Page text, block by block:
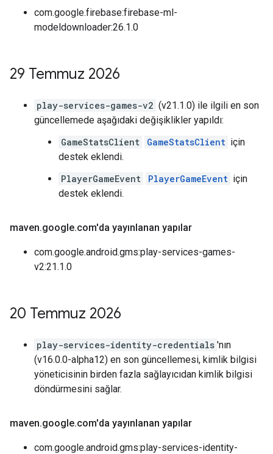
com.google.firebase:firebase-ml-
modeldownloader:26.1.0
29 Temmuz 2026
play-services-games-v2 (v21.1.0) ile ilgili en son
güncellemede aşağıdaki değişiklikler yapıldı:
GameStatsClient
GameStatsClient için
destek eklendi.
PlayerGameEvent
PlayerGameEvent için
destek eklendi.
maven.google.com'da yayınlanan yapılar
com.google.android.gms:play-services-games-
v2:21.1.0
20 Temmuz 2026
play-services-identity-credentials 'nın
(v16.0.0-alpha12) en son güncellemesi, kimlik bilgisi
yöneticisinin birden fazla sağlayıcıdan kimlik bilgisi
döndürmesini sağlar.
maven.google.com'da yayınlanan yapılar
com.google.android.gms:play-services-identity-